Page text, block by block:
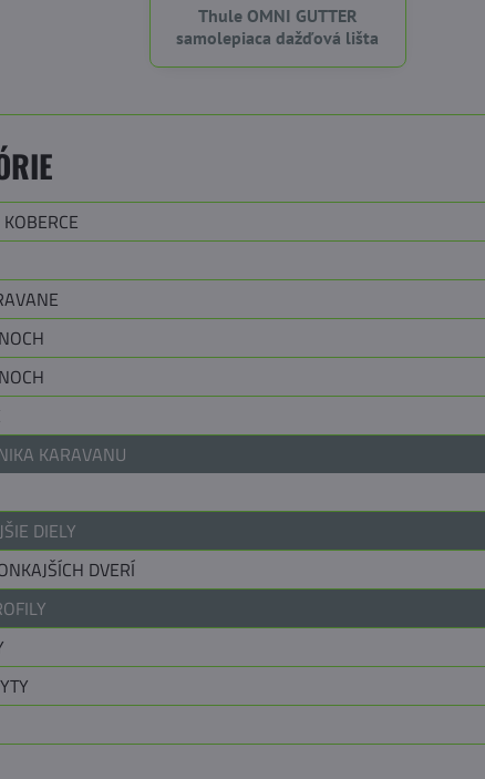
Thule OMNI GUTTER
samolepiaca dažďová lišta
KARAVANU
DIELY
DVERÍ